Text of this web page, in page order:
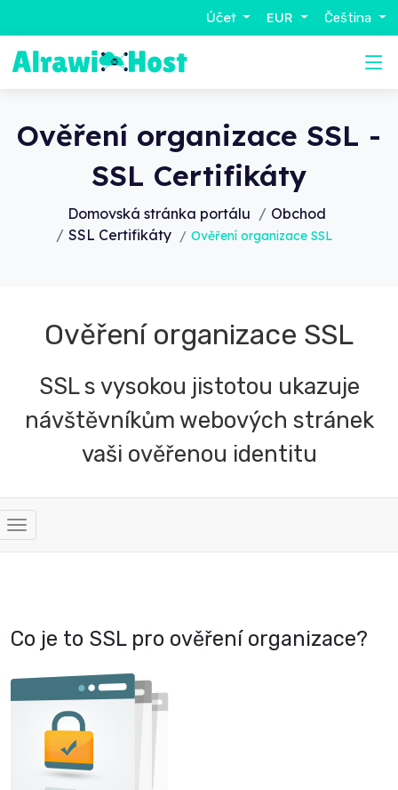
Účet EUR Čeština
Ověření organizace SSL -
SSL Certifikáty
Domovská stránka portálu
Obchod
SSL Certifikáty
Ověření organizace SSL
Ověření organizace SSL
SSL s vysokou jistotou ukazuje
návštěvníkům webových stránek
vaši ověřenou identitu
Přepnout
navigaci
Co je to SSL pro ověření organizace?